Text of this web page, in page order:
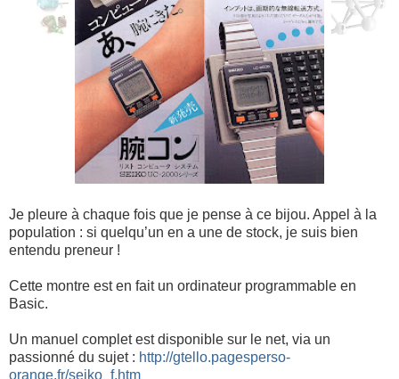
Je pleure à chaque fois que je pense à ce bijou. Appel à la
population : si quelqu’un en a une de stock, je suis bien
entendu preneur !
Cette montre est en fait un ordinateur programmable en
Basic.
Un manuel complet est disponible sur le net, via un
passionné du sujet : http://gtello.pagesperso-
orange.fr/seiko_f.htm